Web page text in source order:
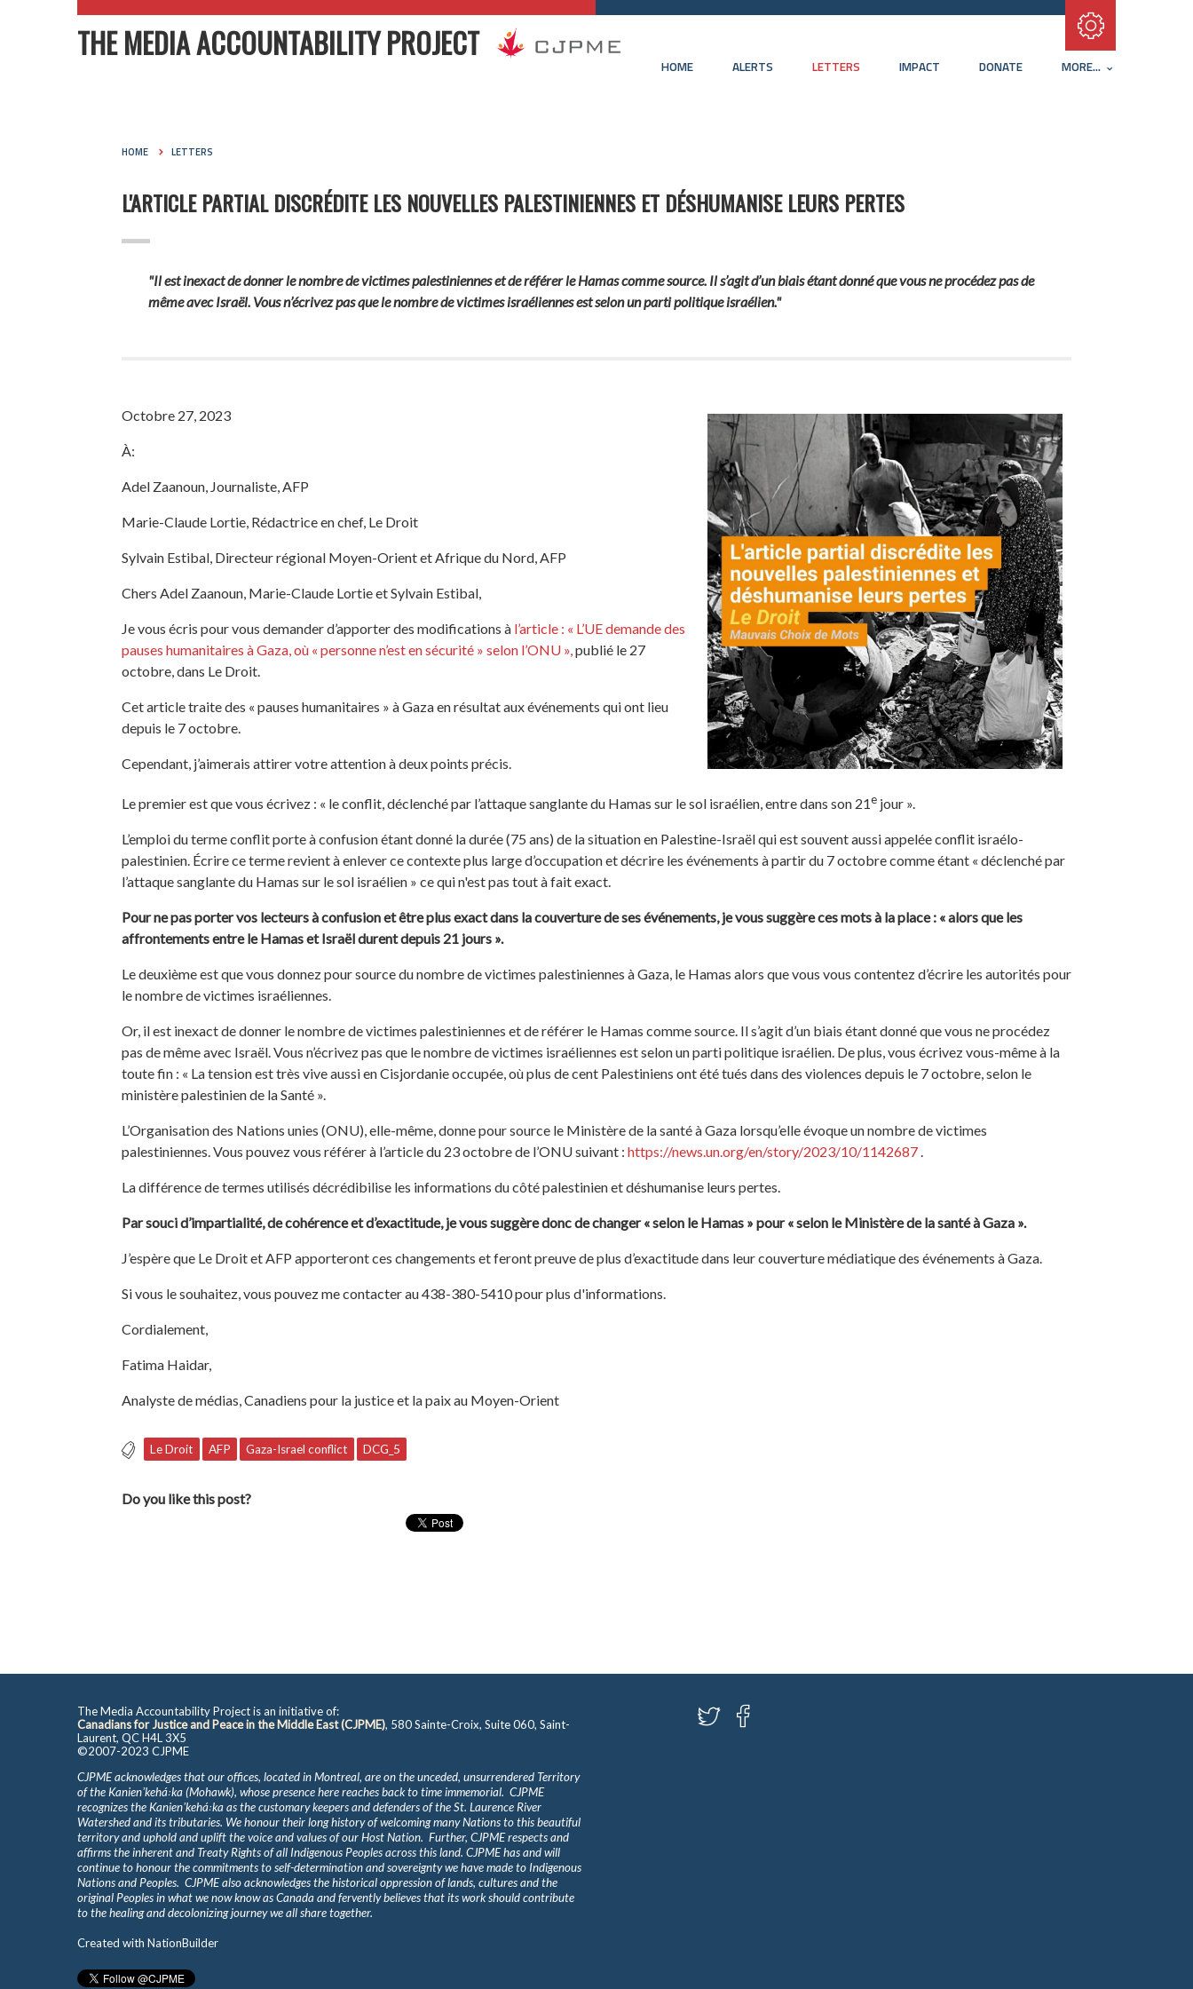
HOME ALERTS LETTERS IMPACT DONATE MORE...
THE MEDIA ACCOUNTABILITY PROJECT
HOME LETTERS
L'ARTICLE PARTIAL DISCRÉDITE LES NOUVELLES PALESTINIENNES ET DÉSHUMANISE LEURS PERTES
"Il est inexact de donner le nombre de victimes palestiniennes et de référer le Hamas comme source. Il s’agit d’un biais étant donné que vous ne procédez pas de
même avec Israël. Vous n’écrivez pas que le nombre de victimes israéliennes est selon un parti politique israélien."
Octobre 27, 2023
À:
Adel Zaanoun, Journaliste, AFP
Marie-Claude Lortie, Rédactrice en chef, Le Droit
Sylvain Estibal, Directeur régional Moyen-Orient et Afrique du Nord, AFP
Chers Adel Zaanoun, Marie-Claude Lortie et Sylvain Estibal,
Je vous écris pour vous demander d’apporter des modifications à l’article : « L’UE demande des
pauses humanitaires à Gaza, où « personne n’est en sécurité » selon l’ONU »,publié le 27
octobre, dans Le Droit.
Cet article traite des « pauses humanitaires » à Gaza en résultat aux événements qui ont lieu
depuis le 7 octobre.
Cependant, j’aimerais attirer votre attention à deux points précis.
Le premier est que vous écrivez : « le conflit, déclenché par l’attaque sanglante du Hamas sur le sol israélien, entre dans son 21e jour ».
L’emploi du terme conflit porte à confusion étant donné la durée (75 ans) de la situation en Palestine-Israël qui est souvent aussi appelée conflit israélo-
palestinien. Écrire ce terme revient à enlever ce contexte plus large d’occupation et décrire les événements à partir du 7 octobre comme étant « déclenché par
l’attaque sanglante du Hamas sur le sol israélien » ce qui n'est pas tout à fait exact.
Pour ne pas porter vos lecteurs à confusion et être plus exact dans la couverture de ses événements, je vous suggère ces mots à la place : « alors que les
affrontements entre le Hamas et Israël durent depuis 21 jours ».
Le deuxième est que vous donnez pour source du nombre de victimes palestiniennes à Gaza, le Hamas alors que vous vous contentez d’écrire les autorités pour
le nombre de victimes israéliennes.
Or, il est inexact de donner le nombre de victimes palestiniennes et de référer le Hamas comme source. Il s’agit d’un biais étant donné que vous ne procédez
pas de même avec Israël. Vous n’écrivez pas que le nombre de victimes israéliennes est selon un parti politique israélien. De plus, vous écrivez vous-même à la
toute fin : « La tension est très vive aussi en Cisjordanie occupée, où plus de cent Palestiniens ont été tués dans des violences depuis le 7 octobre, selon le
ministère palestinien de la Santé ».
L’Organisation des Nations unies (ONU), elle-même, donne pour source le Ministère de la santé à Gaza lorsqu’elle évoque un nombre de victimes
palestiniennes. Vous pouvez vous référer à l’article du 23 octobre de l’ONU suivant : https://news.un.org/en/story/2023/10/1142687.
La différence de termes utilisés décrédibilise les informations du côté palestinien et déshumanise leurs pertes.
Par souci d’impartialité, de cohérence et d’exactitude, je vous suggère donc de changer « selon le Hamas » pour « selon le Ministère de la santé à Gaza ».
J’espère que Le Droit et AFP apporteront ces changements et feront preuve de plus d’exactitude dans leur couverture médiatique des événements à Gaza.
Si vous le souhaitez, vous pouvez me contacter au 438-380-5410 pour plus d'informations.
Cordialement,
Fatima Haidar,
Analyste de médias, Canadiens pour la justice et la paix au Moyen-Orient
Le Droit AFP Gaza-Israel conflict DCG_5
Do you like this post?
The Media Accountability Project is an initiative of:
Canadians for Justice and Peace in the Middle East (CJPME), 580 Sainte-Croix, Suite 060, Saint-
Laurent, QC H4L 3X5
©2007-2023 CJPME
CJPME acknowledges that our offices, located in Montreal, are on the unceded, unsurrendered Territory
of the Kanienʼkehá꞉ka (Mohawk), whose presence here reaches back to time immemorial. CJPME
recognizes the Kanienʼkehá꞉ka as the customary keepers and defenders of the St. Laurence River
Watershed and its tributaries. We honour their long history of welcoming many Nations to this beautiful
territory and uphold and uplift the voice and values of our Host Nation. Further, CJPME respects and
affirms the inherent and Treaty Rights of all Indigenous Peoples across this land. CJPME has and will
continue to honour the commitments to self-determination and sovereignty we have made to Indigenous
Nations and Peoples. CJPME also acknowledges the historical oppression of lands, cultures and the
original Peoples in what we now know as Canada and fervently believes that its work should contribute
to the healing and decolonizing journey we all share together.
Created with NationBuilder
Subscribe with RSS